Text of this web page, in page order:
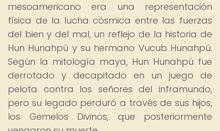
mesoamericano era una representación
física de la lucha cósmica entre las fuerzas
del bien y del mal, un reflejo de la historia de
Hun Hunahpú y su hermano Vucub Hunahpú.
Según la mitología maya, Hun Hunahpú fue
derrotado y decapitado en un juego de
pelota contra los señores del inframundo,
pero su legado perduró a través de sus hijos,
los Gemelos Divinos, que posteriormente